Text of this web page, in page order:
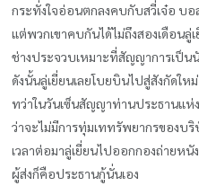
กระทั่งใจอ่อนตกลงคบกับสวี่เจ๋อ บ
แต่พวกเขาคบกันได้ไม่ถึงสองเดือน
ช่างประจวบเหมาะที่สัญญาการเป็น
ดังนั้นลู่เยี่ยนเลยโบยบินไปสู่สังกัดให
ทว่าในวันเซ็นสัญญาท่านประธานแห่
ว่าจะไม่มีการทุ่มเททรัพยากรของบ
เวลาต่อมาลู่เยี่ยนไปออกกองถ่ายห
ผู้ส่งก็คือประธานกู้นั่นเอง